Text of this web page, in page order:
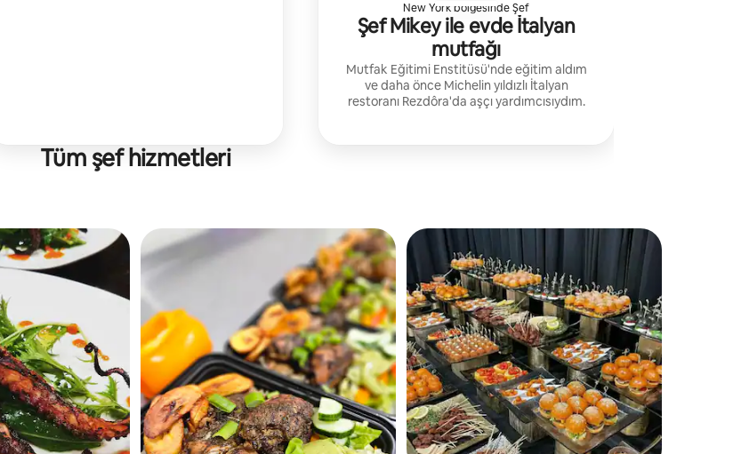
New York bölgesinde Şef
Şef Mikey ile evde İtalyan
mutfağı
Mutfak Eğitimi Enstitüsü'nde eğitim aldım
ve daha önce Michelin yıldızlı İtalyan
restoranı Rezdôra'da aşçı yardımcısıydım.
Tüm şef hizmetleri